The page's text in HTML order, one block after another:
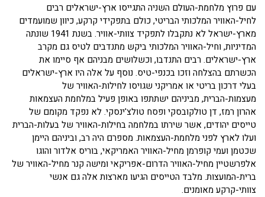
עם פרוץ מלחמת-העולם השניה התגייסו ארץ-ישראלים רבים
לחיל-האוויר המלכותי הבריטי, כולם בתפקידי קרקע, כיוון שמועמדים
מארץ-ישראל לא נתקבלו לתפקיד צוותי-אוויר. בשנת 1941 שונתה
המדיניות, וחיל-האוויר המלכותי ביקש מתנדבים לטיס גם מקרב
ארץ-ישראלים. רבים התנדבו, וכשלושים מבניהם אף סיימו את
הכשרתם בהצלחה וזכו בכנפי-טיס. נוסף על אלה היו ארץ-ישראלים
בעלי דרכון בריטי או אמריקני שגויסו לחילות-האוויר של
מעצמות-הברית, מביניהם ישתתפו באופן פעיל במלחמת העצמאות
אהרון רמז, דן טולקובסקי ופסח טולצ'ינסקי. לא נפקד מקומם של
טייסים יהודים, אשר שירתו במלחמה בחילות-האוויר של בעלות-הברית
ועלו לארץ לפני מלחמת-העצמאות. מספרם היה רב, וביניהם היימן
שכטמן ועמי קופרמן מחיל-האוויר האמריקאי, בוריס אלדור והוגו
אלפרשטיין מחיל-האוויר הדרום-אפריקאי ומישה קנר מחיל-האוויר של
ברית-המועצות. מלבד הטייסים הגיעו מארצות אלה גם אנשי
צוותי-קרקע מאומנים.